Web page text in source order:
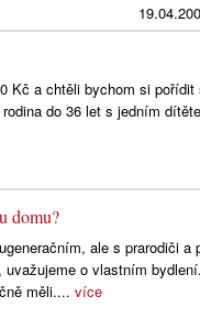
Kč a chtěli bychom si
do 36 let s jedním
domu?
ale s prarodiči a
o vlastním
měli.... více